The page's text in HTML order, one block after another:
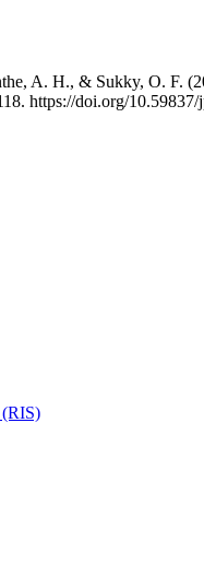
A. H., & Sukky, O. F.
https://doi.org/